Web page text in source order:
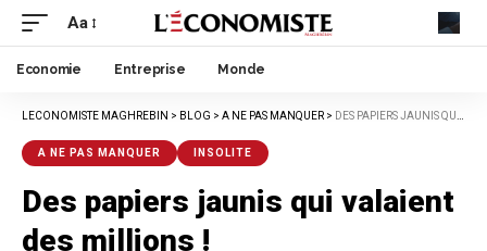
Aa
Economie Entreprise Monde
LECONOMISTE MAGHREBIN > BLOG > A NE PAS MANQUER > DES PAPIERS JAUNIS QUI VALAIENT DES MILLIONS !
A NE PAS MANQUER INSOLITE
Des papiers jaunis qui valaient
des millions !